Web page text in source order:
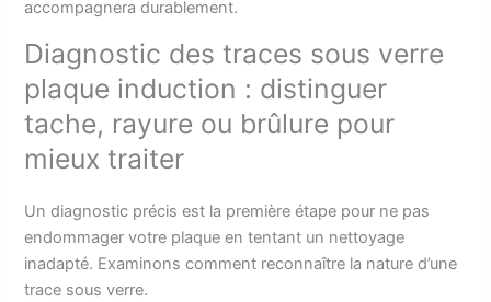
accompagnera durablement.
Diagnostic des traces sous verre
plaque induction : distinguer
tache, rayure ou brûlure pour
mieux traiter
Un diagnostic précis est la première étape pour ne pas
endommager votre plaque en tentant un nettoyage
inadapté. Examinons comment reconnaître la nature d’une
trace sous verre.